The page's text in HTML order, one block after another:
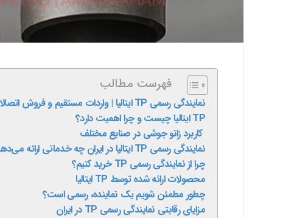
فهرست مطالب
نمایندگی رسمی TP ایتالیا | واردات مستقیم و فروش اتصالات صنعتی با اصالت
TP ایتالیا چیست و چرا اهمیت دارد؟
کاربرد زانو جوشی در صنایع مختلف
نمایندگی رسمی TP ایتالیا در ایران چه خدماتی ارائه می‌دهد؟
چرا از نمایندگی رسمی TP خرید کنیم؟
محصولات ارائه شده توسط TP ایتالیا
چطور مطمئن شویم یک نماینده، رسمی است؟
مزایای رقابتی نمایندگی رسمی TP در ایران